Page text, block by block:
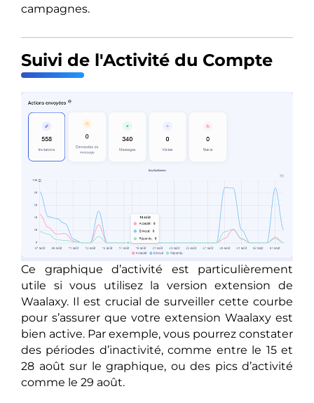
campagnes.
Suivi de l'Activité du Compte
Ce graphique d’activité est particulièrement
utile si vous utilisez la version extension de
Waalaxy. Il est crucial de surveiller cette courbe
pour s’assurer que votre extension Waalaxy est
bien active. Par exemple, vous pourrez constater
des périodes d’inactivité, comme entre le 15 et
28 août sur le graphique, ou des pics d’activité
comme le 29 août.